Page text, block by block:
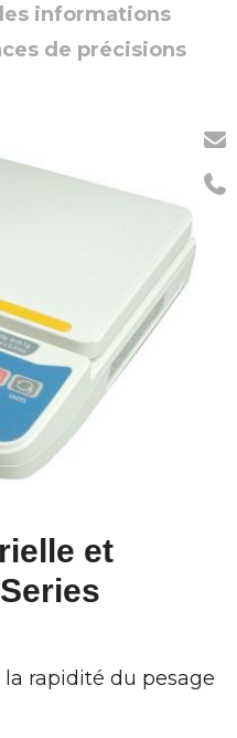
informations
de précisions
et
rapidité du pesage